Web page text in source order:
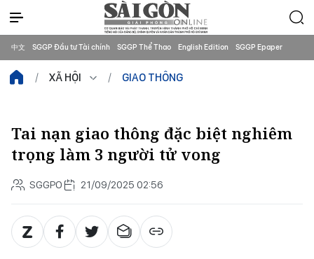
中文 SGGP Đầu tư Tài chính SGGP Thể Thao English Edition SGGP Epaper
XÃ HỘI GIAO THÔNG
Tai nạn giao thông đặc biệt nghiêm
trọng làm 3 người tử vong
SGGPO 21/09/2025 02:56